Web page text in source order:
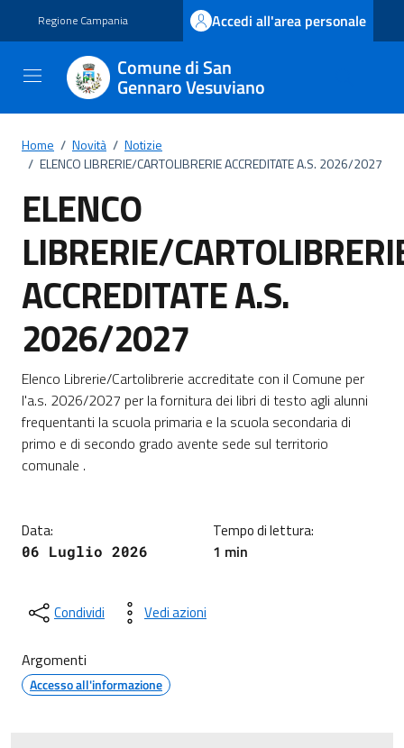
Regione Campania Accedi all'area personale
Comune di San
Gennaro Vesuviano
Home / Novità / Notizie
/ ELENCO LIBRERIE/CARTOLIBRERIE ACCREDITATE A.S. 2026/2027
ELENCO
LIBRERIE/
ACCREDITATE A.S.
2026/2027
Dettagli della notizia
Elenco Librerie/Cartolibrerie accreditate con il Comune per
l'a.s. 2026/2027 per la fornitura dei libri di testo agli alunni
frequentanti la scuola primaria e la scuola secondaria di
primo e di secondo grado avente sede sul territorio
comunale .
Data:
06 Luglio 2026
Tempo di lettura:
1 min
Condividi Vedi azioni
Argomenti
Accesso all'informazione